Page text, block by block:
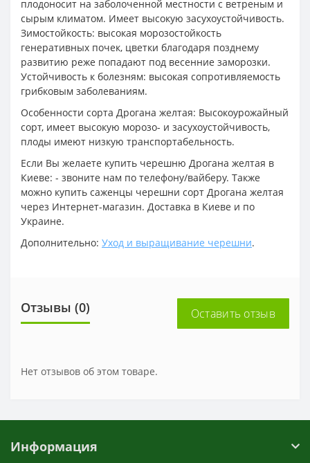
плодоносит на заболоченной местности с ветреным и
сырым климатом. Имеет высокую засухоустойчивость.
Зимостойкость: высокая морозостойкость
генеративных почек, цветки благодаря позднему
развитию реже попадают под весенние заморозки.
Устойчивость к болезням: высокая сопротивляемость
грибковым заболеваниям.
Особенности сорта Дрогана желтая: Высокоурожайный
сорт, имеет высокую морозо- и засухоустойчивость,
плоды имеют низкую транспортабельность.
Если Вы желаете купить черешню Дрогана желтая в
Киеве: - звоните нам по телефону/вайберу. Также
можно купить саженцы черешни сорт Дрогана желтая
через Интернет-магазин. Доставка в Киеве и по
Украине.
Дополнительно: Уход и выращивание черешни.
Отзывы (0) Оставить отзыв
Нет отзывов об этом товаре.
Информация